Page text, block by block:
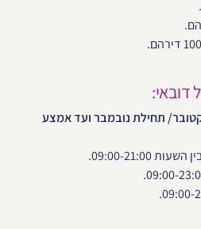
דובאי:
תחילת נובמבר ועד אמצע
09:00-21:00.